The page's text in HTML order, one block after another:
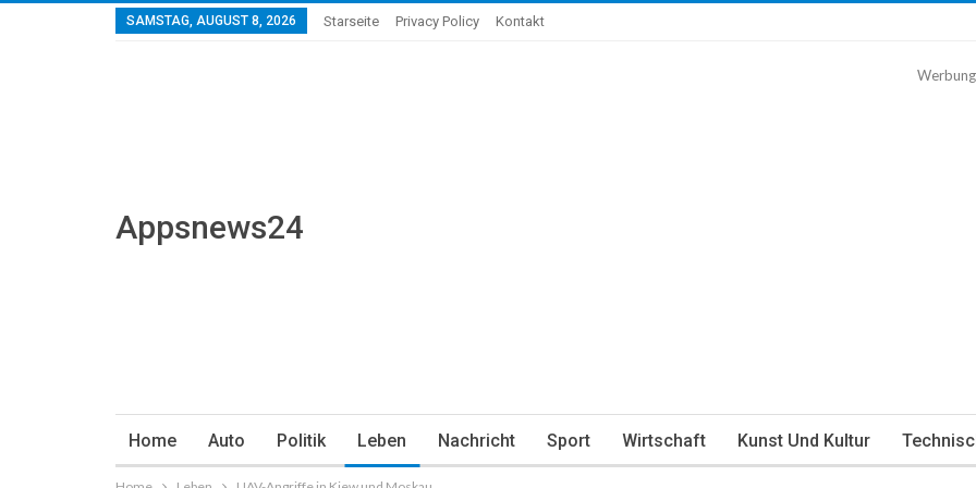
SAMSTAG, AUGUST 8, 2026 Starseite Privacy Policy Kontakt
Appsnews24
Werbung
Home Auto Politik Leben Nachricht Sport Wirtschaft Kunst Und Kultur